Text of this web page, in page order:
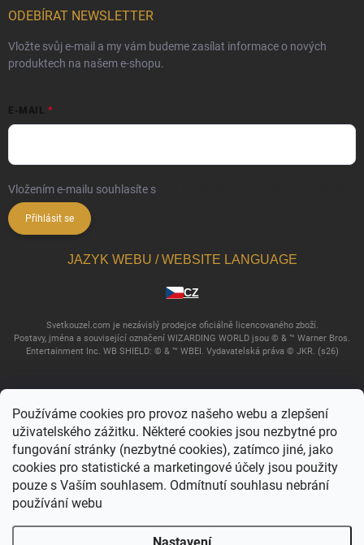
Používáme cookies pro provoz našeho webu a zlepšení
uživatelského zážitku. Některé cookies jsou nezbytné pro
fungování stránky (nezbytné cookies), zatímco jiné, jako
cookies pro statistické a marketingové účely jsou použity
pouze s Vaším souhlasem. Odmítnutí souhlasu nebrání
používání webu
ODEBÍRAT NEWSLETTER
Vložte svůj e-mail a my vám budeme zasílat informace o nových
produktech na našem e-shopu.
E-MAIL
Vložením e-mailu souhlasíte s
Přihlásit se
JAZYK WEBU / WEBSITE LANGUAGE
CZ
Svetkouzel.com je nezávislý prodejce oficiálně licencovaného zboží.
Postavy, jména a související označení WIZARDING WORLD jsou © & ™ Warner Bros.
Entertainment Inc. WB SHIELD: © & ™ WBEI. Vydavatelská práva © JKR. (s26)